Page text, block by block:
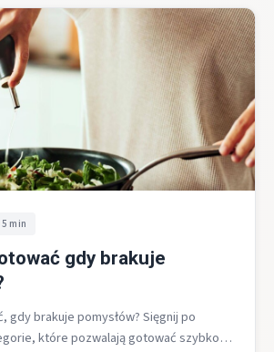
5 min
gdy brakuje
gdy brakuje pomysłów? Sięgnij po
które pozwalają gotować szybko, z